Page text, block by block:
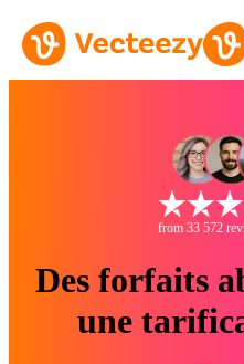
from 33 572
Des forfaits
une